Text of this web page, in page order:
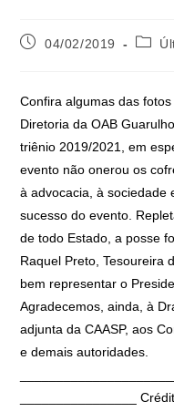
04/02/2019
Confira algumas das
Diretoria da OAB
triênio 2019/2021, em
evento não onerou os
à advocacia, à sociedade
sucesso do evento.
de todo Estado, a posse
Raquel Preto, Tesoureira
bem representar o
Agradecemos, ainda, à
adjunta da CAASP, aos
e demais autoridades.
________________